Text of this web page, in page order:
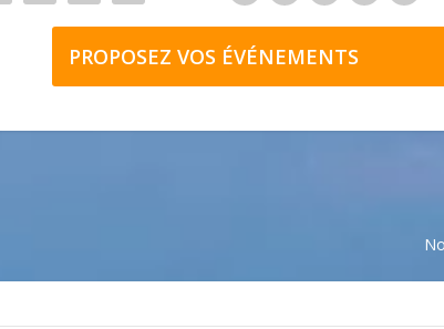
PROPOSEZ VOS ÉVÉNEMENTS